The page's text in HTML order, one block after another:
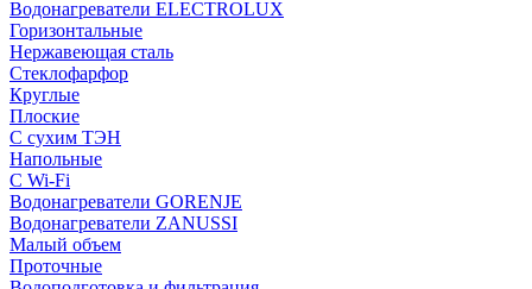
Водонагреватели ELECTROLUX
Горизонтальные
Нержавеющая сталь
Стеклофарфор
Круглые
Плоские
С сухим ТЭН
Напольные
С Wi-Fi
Водонагреватели GORENJE
Водонагреватели ZANUSSI
Малый объем
Проточные